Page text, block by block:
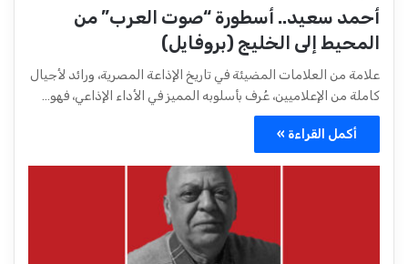
أحمد سعيد.. أسطورة “صوت العرب” من
المحيط إلى الخليج (بروفايل)
علامة من العلامات المضيئة في تاريخ الإذاعة المصرية، ورائد لأجيال
كاملة من الإعلاميين، عُرف بأسلوبه المميز في الأداء الإذاعي، فهو…
أكمل القراءة »